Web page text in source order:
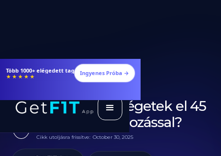
Étrendek, receptek és edzéstervek
★★★★★ Ingyenes Próba →
Hány kalóriát égetek el 45
perc kerékpározással?
Cikk utoljásra frissítve: October 30, 2025